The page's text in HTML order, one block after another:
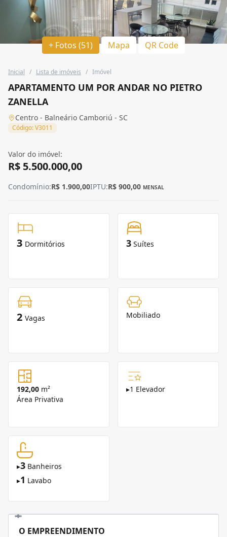
+ Fotos (51) Mapa QR Code
Inicial / Lista de imóveis / Imóvel
APARTAMENTO UM POR ANDAR NO PIETRO
ZANELLA
Centro - Balneário Camboriú - SC
Código: V3011
Valor do imóvel:
R$ 5.500.000,00
Condomínio:R$ 1.900,00IPTU:R$ 900,00 MENSAL
3 Dormitórios 3 Suítes
2 Vagas Mobiliado
192,00 m²
Área Privativa
▸1 Elevador
▸3 Banheiros
▸1 Lavabo
O EMPREENDIMENTO